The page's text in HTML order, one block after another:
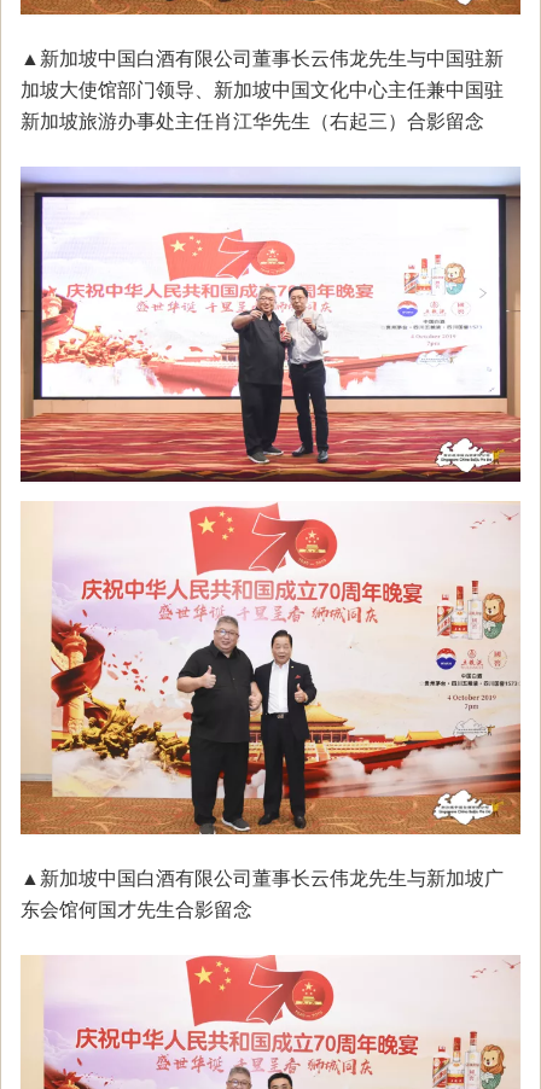
▲新加坡中国白酒有限公司董事长云伟龙先生与中国驻新
加坡大使馆部门领导、新加坡中国文化中心主任兼中国驻
新加坡旅游办事处主任肖江华先生（右起三）合影留念
▲新加坡中国白酒有限公司董事长云伟龙先生与新加坡广
东会馆何国才先生合影留念